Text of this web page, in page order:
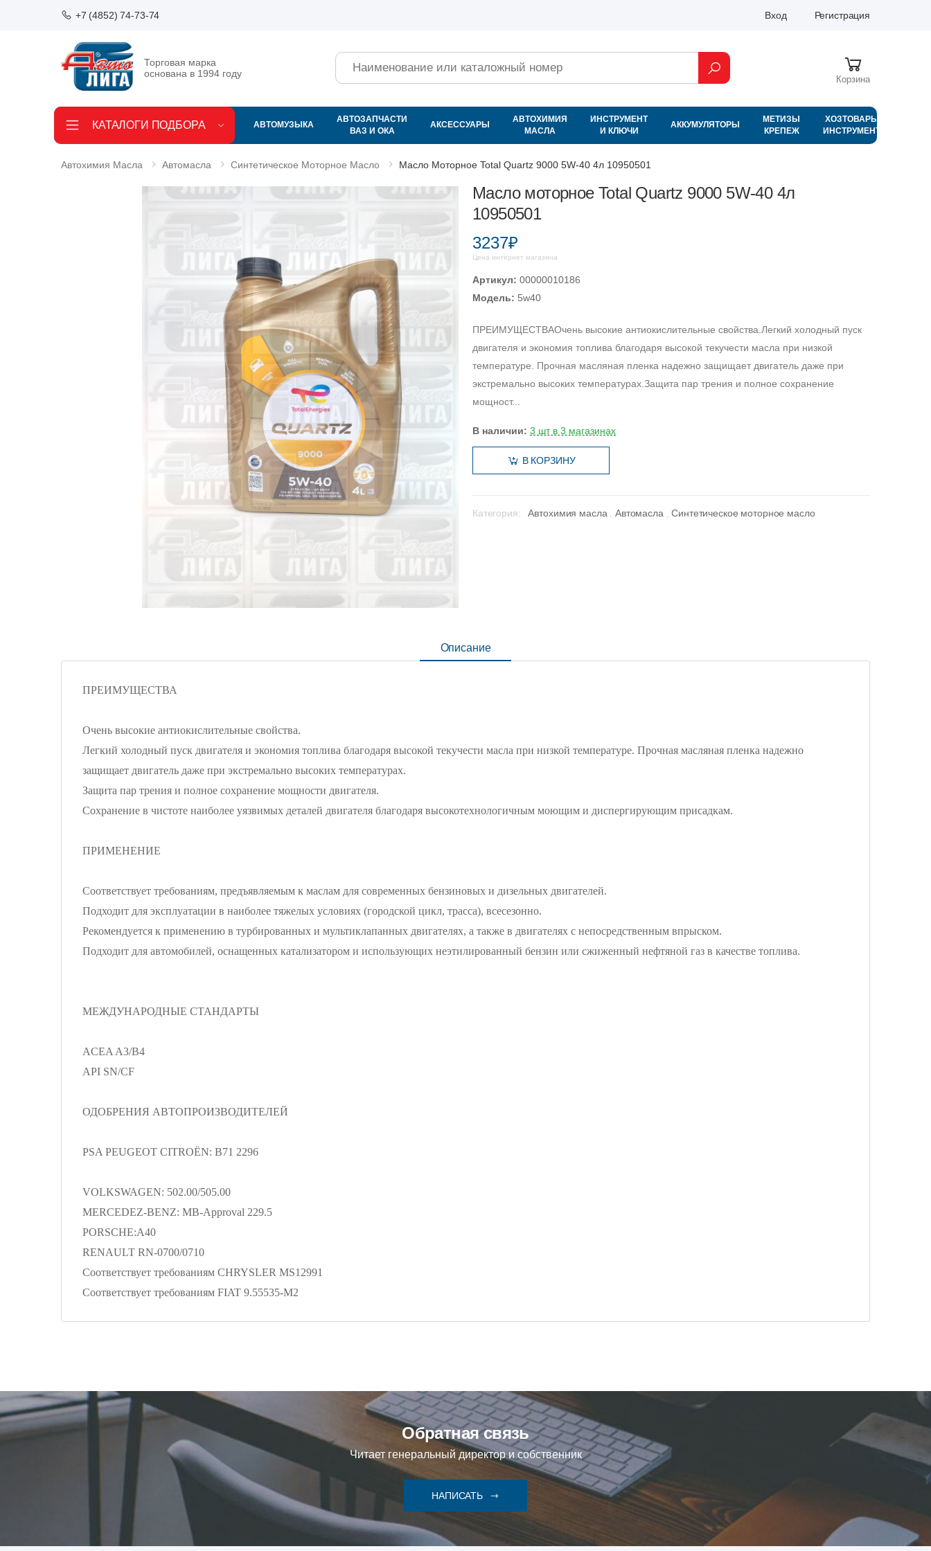
+7 (4852) 74-73-74 Вход Регистрация
Торговая марка
основана в 1994 году
Поиск
Корзина
КАТАЛОГИ ПОДБОРА АВТОМУЗЫКА
АВТОЗАПЧАСТИ
ВАЗ И ОКА
АКСЕССУАРЫ
АВТОХИМИЯ
МАСЛА
ИНСТРУМЕНТ
И КЛЮЧИ
АККУМУЛЯТОРЫ
МЕТИЗЫ
КРЕПЕЖ
ХОЗТОВАРЫ
ИНСТРУМЕНТ
Автохимия Масла Автомасла Синтетическое Моторное Масло Масло Моторное Total Quartz 9000 5W-40 4л 10950501
Масло моторное Total Quartz 9000 5W-40 4л
10950501
3237₽
Цена интернет магазина
Артикул: 00000010186
Модель: 5w40
ПРЕИМУЩЕСТВАОчень высокие антиокислительные свойства.Легкий холодный пуск
двигателя и экономия топлива благодаря высокой текучести масла при низкой
температуре. Прочная масляная пленка надежно защищает двигатель даже при
экстремально высоких температурах.Защита пар трения и полное сохранение
мощност...
В наличии: 3 шт в 3 магазинах
В КОРЗИНУ
Категория: Автохимия масла Автомасла ,Синтетическое моторное масло
Описание
ПРЕИМУЩЕСТВА
Очень высокие антиокислительные свойства.
Легкий холодный пуск двигателя и экономия топлива благодаря высокой текучести масла при низкой температуре. Прочная масляная пленка надежно
защищает двигатель даже при экстремально высоких температурах.
Защита пар трения и полное сохранение мощности двигателя.
Сохранение в чистоте наиболее уязвимых деталей двигателя благодаря высокотехнологичным моющим и диспергирующим присадкам.
ПРИМЕНЕНИЕ
Соответствует требованиям, предъявляемым к маслам для современных бензиновых и дизельных двигателей.
Подходит для эксплуатации в наиболее тяжелых условиях (городской цикл, трасса), всесезонно.
Рекомендуется к применению в турбированных и мультиклапанных двигателях, а также в двигателях с непосредственным впрыском.
Подходит для автомобилей, оснащенных катализатором и использующих неэтилированный бензин или сжиженный нефтяной газ в качестве топлива.
МЕЖДУНАРОДНЫЕ СТАНДАРТЫ
ACEA A3/B4
API SN/CF
ОДОБРЕНИЯ АВТОПРОИЗВОДИТЕЛЕЙ
PSA PEUGEOT CITROËN: B71 2296
VOLKSWAGEN: 502.00/505.00
MERCEDEZ-BENZ: MB-Approval 229.5
PORSCHE:A40
RENAULT RN-0700/0710
Соответствует требованиям CHRYSLER MS12991
Соответствует требованиям FIAT 9.55535-M2
Обратная связь
Читает генеральный директор и собственник
НАПИСАТЬ